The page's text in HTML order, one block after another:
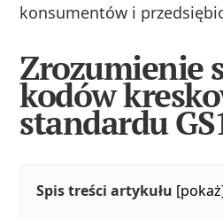
konsumentów i
Zrozumienie
kodów
standardu
Spis treści artykułu